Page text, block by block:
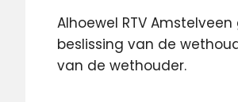
Alhoewel RTV
beslissing van de
van de wethouder.